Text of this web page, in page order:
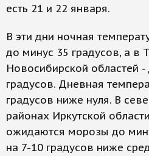
есть 21 и 22 января.
В эти дни ночная
до минус 35 градусов, а в
Новосибирской областей
градусов. Дневная
градусов ниже нуля. В
районах Иркутской
ожидаются морозы до
на 7-10 градусов ниже